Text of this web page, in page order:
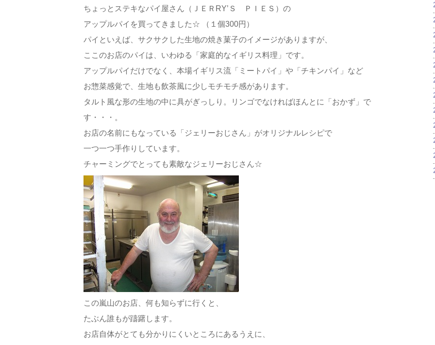
ちょっとステキなパイ屋さん（ＪＥＲRY’Ｓ ＰＩＥＳ）の
アップルパイを買ってきました☆ （１個300円）
パイといえば、サクサクした生地の焼き菓子のイメージがありますが、
ここのお店のパイは、いわゆる「家庭的なイギリス料理」です。
アップルパイだけでなく、本場イギリス流「ミートパイ」や「チキンパイ」など
お惣菜感覚で、生地も飲茶風に少しモチモチ感があります。
タルト風な形の生地の中に具がぎっしり。リンゴでなければほんとに「おかず」で
す・・・。
お店の名前にもなっている「ジェリーおじさん」がオリジナルレシピで
一つ一つ手作りしています。
チャーミングでとっても素敵なジェリーおじさん☆
この嵐山のお店、何も知らずに行くと、
たぶん誰もが躊躇します。
お店自体がとても分かりにくいところにあるうえに、